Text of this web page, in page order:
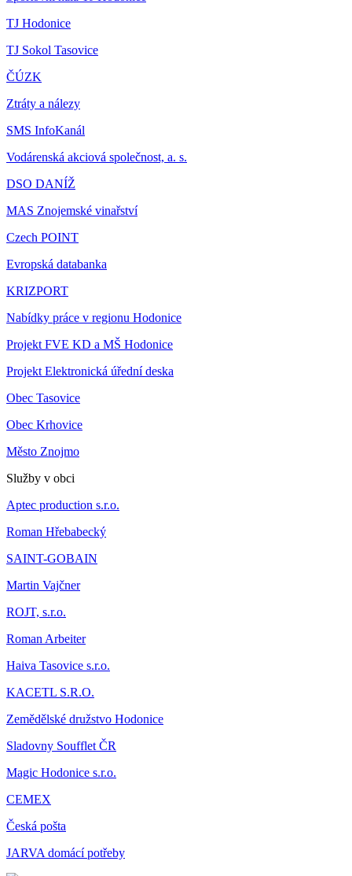
TJ Hodonice
TJ Sokol Tasovice
ČÚZK
Ztráty a nálezy
SMS InfoKanál
Vodárenská akciová společnost, a. s.
DSO DANÍŽ
MAS Znojemské vinařství
Czech POINT
Evropská databanka
KRIZPORT
Nabídky práce v regionu Hodonice
Projekt FVE KD a MŠ Hodonice
Projekt Elektronická úřední deska
Obec Tasovice
Obec Krhovice
Město Znojmo
Služby v obci
Aptec production s.r.o.
Roman Hřebabecký
SAINT-GOBAIN
Martin Vajčner
ROJT, s.r.o.
Roman Arbeiter
Haiva Tasovice s.r.o.
KACETL S.R.O.
Zemědělské družstvo Hodonice
Sladovny Soufflet ČR
Magic Hodonice s.r.o.
CEMEX
Česká pošta
JARVA domácí potřeby